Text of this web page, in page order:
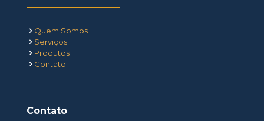
Quem Somos
Serviços
Produtos
Contato
Contato